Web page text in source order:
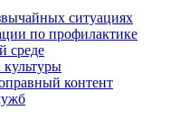
ситуациях
по профилактике
среде
культуры
контент